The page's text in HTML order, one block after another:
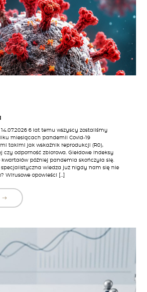
6 lat temu wszyscy zostaliśmy
miesiącach pandemii Covid-19
takimi jak wskaźnik reprodukcji (R0),
czy odporność zbiorowa. Giełdowe indeksy
później pandemia skończyła się.
specjalistyczna wiedza już nigdy nam się nie
Wirusowe opowieści […]